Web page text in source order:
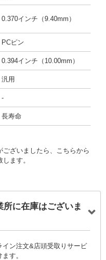
0.370インチ（9.40mm）
PCピン
0.394インチ（10.00mm）
汎用
-
長寿命
ございましたら、こちらから
ます。
に在庫はございま
イン注文&店頭受取りサービ
す。